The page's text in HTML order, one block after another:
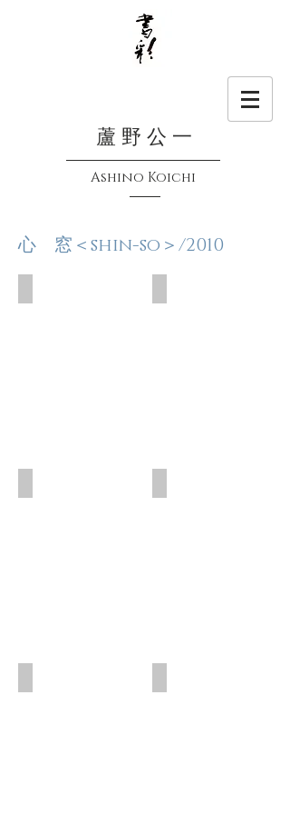
蘆 野 公 一
Ashino Koichi
心 窓＜shin-so＞/2010